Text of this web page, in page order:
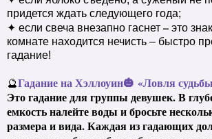
придется ждать следующего года;
✦ если свеча внезапно гаснет – это
комнате находится нечисть – быстро
гадание!
🔮Гадание на Хэллоуин🎃 «Ловля
Это гадание для группы девушек. В
емкость налейте воды и бросьте
размера и вида. Каждая из гадающих